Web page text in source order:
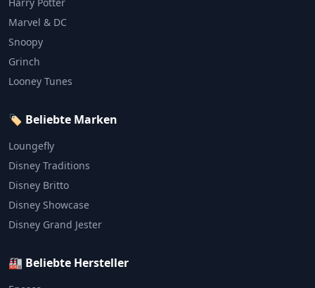
Marvel & DC
Snoopy
Grinch
Looney Tunes
🏷️ Beliebte Marken
Loungefly
Disney Traditions
Disney Britto
Disney Showcase
Disney Grand Jester
🏭 Beliebte Hersteller